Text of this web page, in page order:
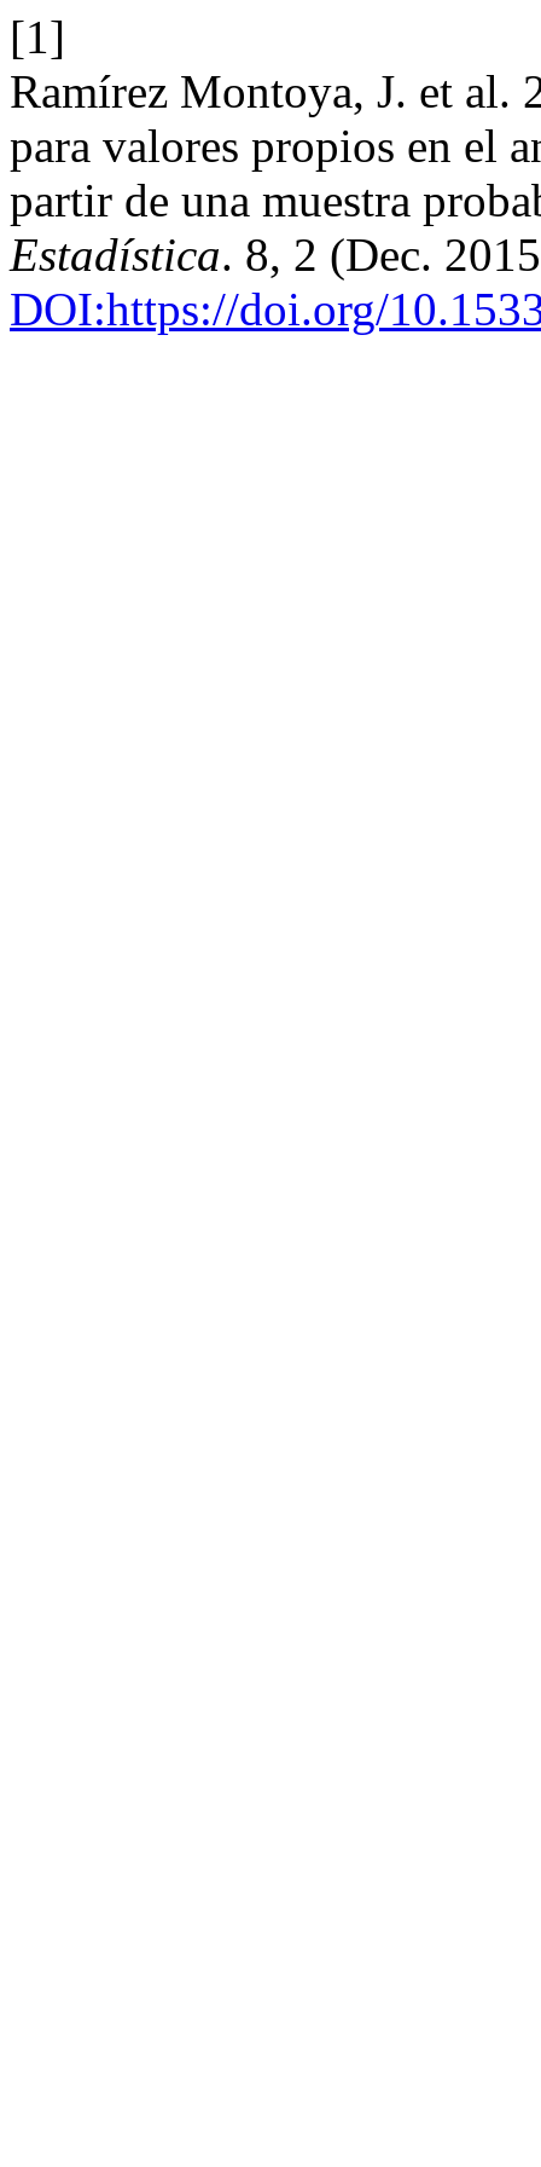
[1]
Ramírez Montoya, J. et al.
para valores propios en el
partir de una muestra
Estadística. 8, 2 (Dec.
DOI:https://doi.org/